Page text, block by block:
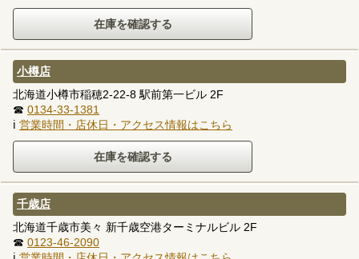
小樽店
北海道小樽市稲穂2-22-8 駅前第一ビル 2F
☎ 0134-33-1381
ℹ 営業時間・店休日・アクセス情報はこちら
千歳店
北海道千歳市美々 新千歳空港ターミナルビル 2F
☎ 0123-46-2090